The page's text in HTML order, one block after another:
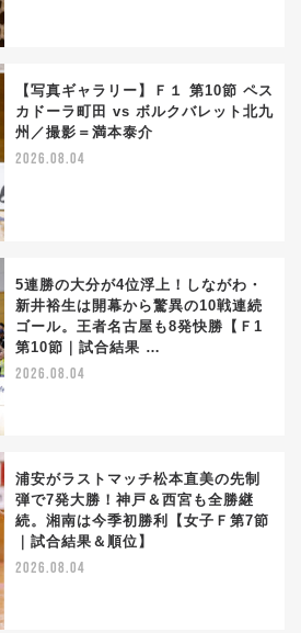
【写真ギャラリー】Ｆ１ 第10節 ペス
カドーラ町田 vs ボルクバレット北九
州／撮影＝満本泰介
2026.08.04
5連勝の大分が4位浮上！しながわ・
新井裕生は開幕から驚異の10戦連続
ゴール。王者名古屋も8発快勝【Ｆ1
第10節｜試合結果 …
2026.08.04
浦安がラストマッチ松本直美の先制
弾で7発大勝！神戸＆西宮も全勝継
続。湘南は今季初勝利【女子Ｆ第7節
｜試合結果＆順位】
2026.08.04